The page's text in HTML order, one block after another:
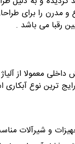
مدرن را برای
رقبا می باشد .
معمولا از
رایج ترین نوع
و شیرآلات